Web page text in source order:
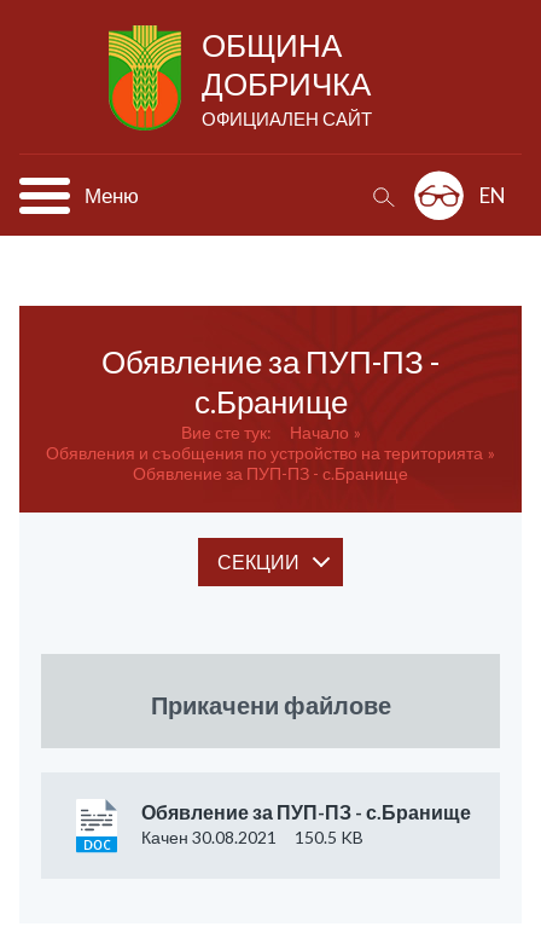
ОБЩИНА
ДОБРИЧКА
ОФИЦИАЛЕН САЙТ
Меню EN
Обявление за ПУП-ПЗ -
с.Бранище
Вие сте тук:
Начало
Обявления и съобщения по устройство на територията
Обявление за ПУП-ПЗ - с.Бранище
СЕКЦИИ
Прикачени файлове
Обявление за ПУП-ПЗ - с.Бранище
Качен 30.08.2021 150.5 KB